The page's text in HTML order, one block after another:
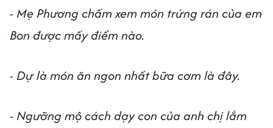
- Mẹ Phương chấm xem món trứng rán của em
Bon được mấy điểm nào.
- Dự là món ăn ngon nhất bữa cơm là đây.
- Ngưỡng mộ cách dạy con của anh chị lắm